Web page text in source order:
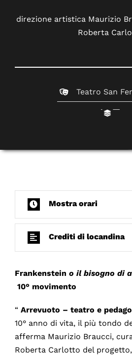
direzione artistica Maurizio
Roberta
Teatro San
Mostra orari
Crediti di locandina
Frankenstein o il bisogno di
10° movimento
“ Arrevuoto – teatro e
10° anno di vita, il più tondo
afferma Maurizio Braucci,
Roberta Carlotto del